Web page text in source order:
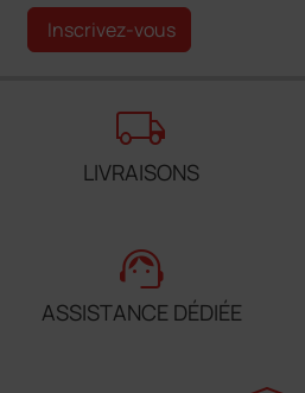
Inscrivez-vous
local_shipping
LIVRAISONS
support_agent
ASSISTANCE DÉDIÉE